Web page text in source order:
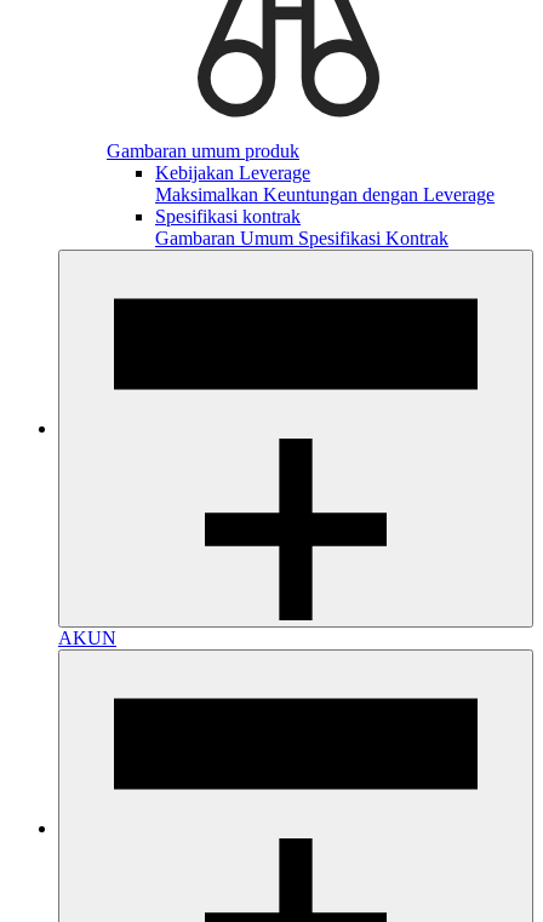
Gambaran umum produk
Kebijakan Leverage
Maksimalkan Keuntungan dengan Leverage
Spesifikasi kontrak
Gambaran Umum Spesifikasi Kontrak
AKUN